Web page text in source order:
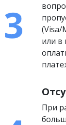
(Visa/
или в
При